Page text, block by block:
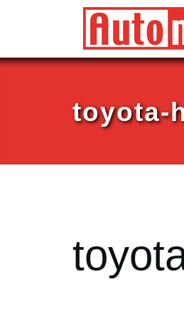
toyota-